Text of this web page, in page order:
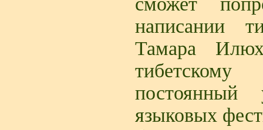
написании
Тамара
постоянный
языковых